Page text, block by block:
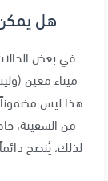
هل
في بعض
ميناء معين
هذا ليس
من السفينة،
لذلك، يُنصح